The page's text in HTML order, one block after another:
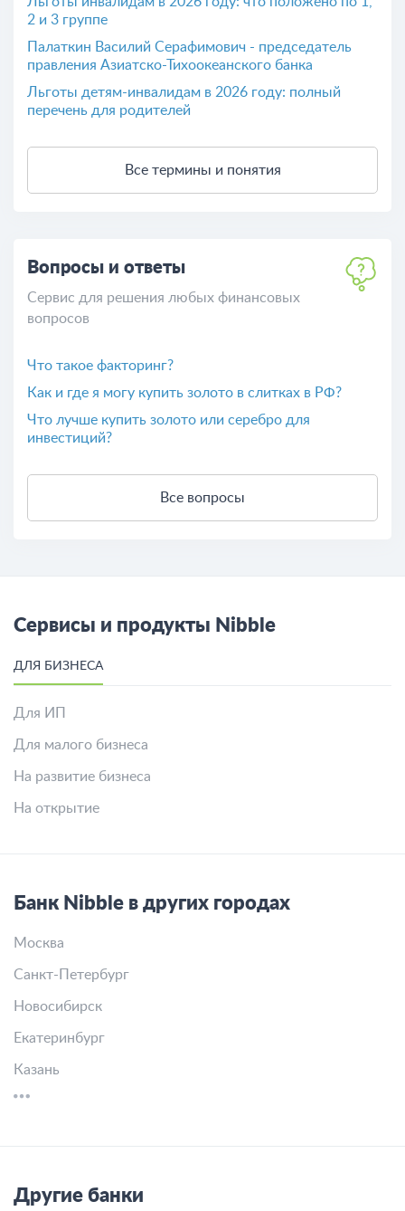
2 и 3 группе
Палаткин Василий Серафимович - председатель
правления Азиатско-Тихоокеанского банка
Льготы детям-инвалидам в 2026 году: полный
перечень для родителей
Все термины и понятия
Вопросы и ответы
Сервис для решения любых финансовых
вопросов
Что такое факторинг?
Как и где я могу купить золото в слитках в РФ?
Что лучше купить золото или серебро для
инвестиций?
Все вопросы
Сервисы и продукты Nibble
ДЛЯ БИЗНЕСА
Для ИП
Для малого бизнеса
На развитие бизнеса
На открытие
Банк Nibble в других городах
Москва
Санкт-Петербург
Новосибирск
Екатеринбург
Казань
Другие банки